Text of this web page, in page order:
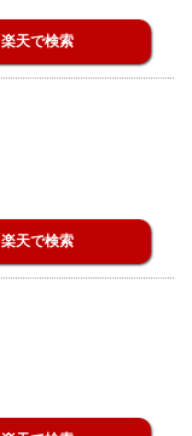
楽天で検索
楽天で検索